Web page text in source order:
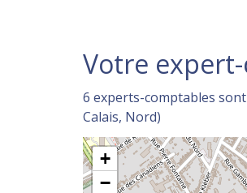
Votre
6 experts-comptables
Calais, Nord)
+
−